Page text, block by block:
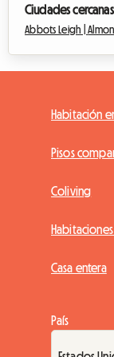
Ciudades cercanas
Abbots Leigh |
Habitación
Pisos
Coliving
Casa entera
País